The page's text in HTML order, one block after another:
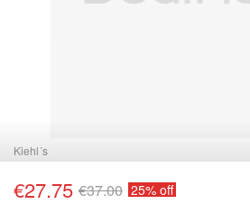
Kiehl´s
€27.75 €37.00 25% off